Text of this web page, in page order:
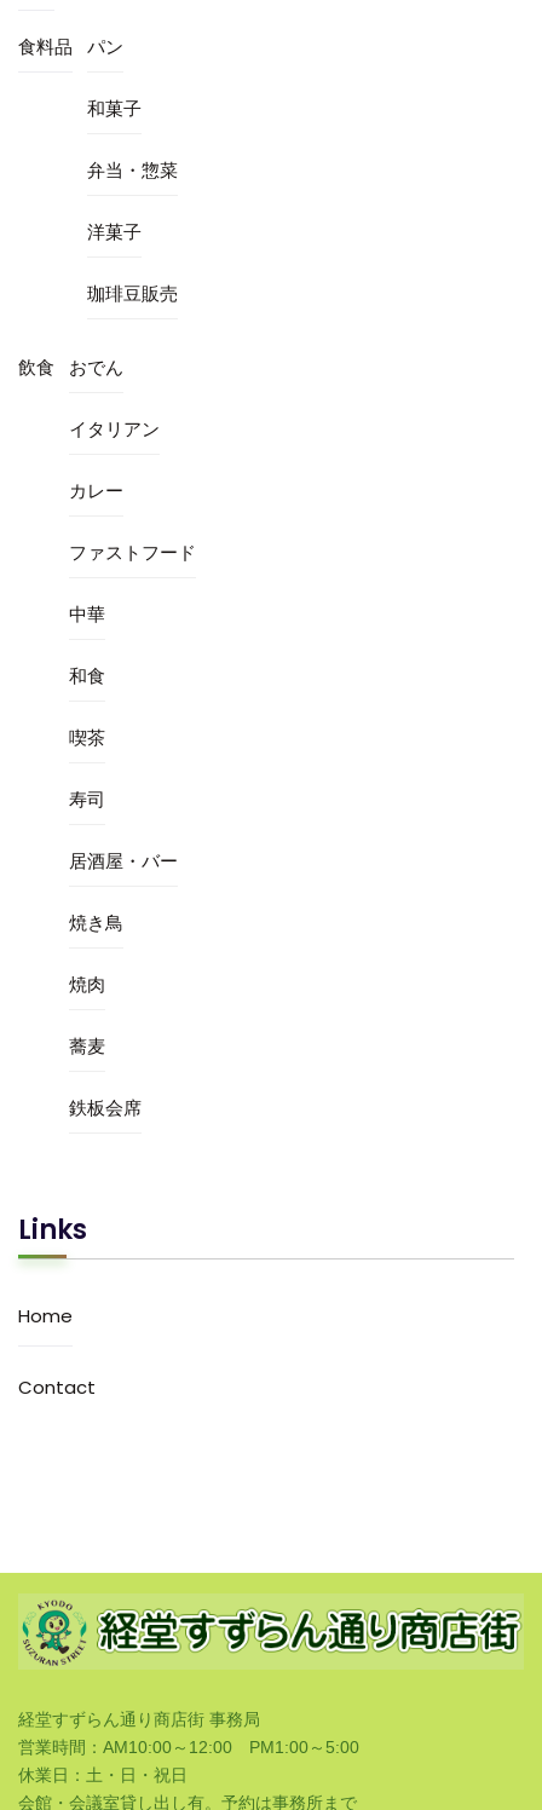
食料品 パン
和菓子
弁当・惣菜
洋菓子
珈琲豆販売
飲食 おでん
イタリアン
カレー
ファストフード
中華
和食
喫茶
寿司
居酒屋・バー
焼き鳥
焼肉
蕎麦
鉄板会席
Links
Home
Contact
経堂すずらん通り商店街 事務局
営業時間：AM10:00～12:00 PM1:00～5:00
休業日：土・日・祝日
会館・会議室貸し出し有。予約は事務所まで